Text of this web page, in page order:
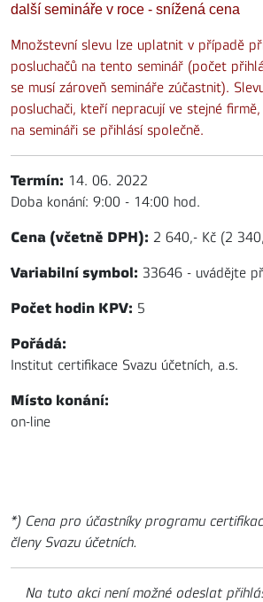
další semináře v roce - snížená cena
Množstevní slevu lze uplatnit v případě
posluchačů na tento seminář (počet
se musí zároveň semináře zúčastnit).
posluchači, kteří nepracují ve stejné
na semináři se přihlásí společně.
Termín: 14. 06. 2022
Doba konání: 9:00 - 14:00 hod.
Cena (včetně DPH): 2 640,- Kč (2
Variabilní symbol: 33646 - uvádějte
Počet hodin KPV: 5
Pořádá:
Institut certifikace Svazu účetních, a.s.
Místo konání:
on-line
*) Cena pro účastníky programu
členy Svazu účetních.
Na tuto akci není možné odeslat